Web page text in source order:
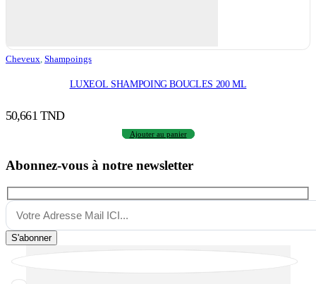
Cheveux, Shampoings
LUXEOL SHAMPOING BOUCLES 200 ML
50,661 TND
Ajouter au panier
Abonnez-vous à notre newsletter
S'abonner